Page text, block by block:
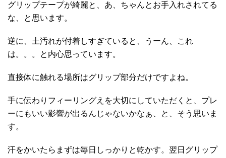
グリップテープが綺麗と、あ、ちゃんとお手入れされてる
な、と思います。
逆に、土汚れが付着しすぎていると、うーん、これ
は。。。と内心思っています。
直接体に触れる場所はグリップ部分だけですよね。
手に伝わりフィーリングえを大切にしていただくと、プレ
ーにもいい影響が出るんじゃないかなぁ、と、そう思いま
す。
汗をかいたらまずは毎日しっかりと乾かす。翌日グリップ